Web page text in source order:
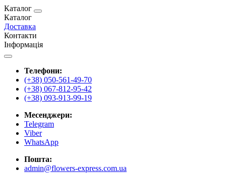
Каталог
Каталог
Доставка
Контакти
Інформація
Телефони:
(+38) 050-561-49-70
(+38) 067-812-95-42
(+38) 093-913-99-19
Месенджери:
Telegram
Viber
WhatsApp
Пошта:
admin@flowers-express.com.ua